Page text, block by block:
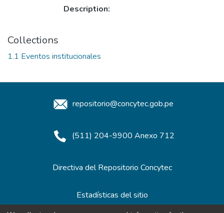
Description:
Collections
1.1 Eventos institucionales
repositorio@concytec.gob.pe
(511) 204-9900 Anexo 712
Directiva del Repositorio Concytec
Estadísticas del sitio